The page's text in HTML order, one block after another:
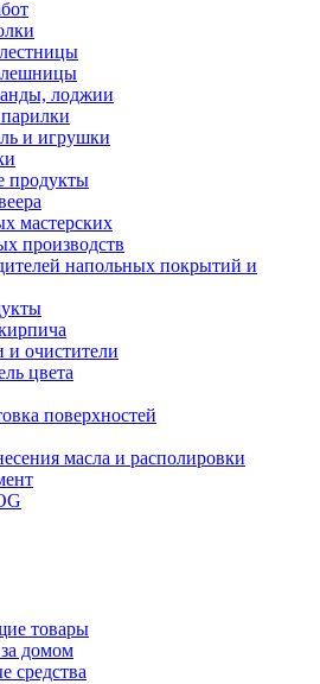
лоджии
и игрушки
продукты
мастерских
производств
напольных покрытий и
и очистители
цвета
поверхностей
масла и располировки
товары
домом
средства